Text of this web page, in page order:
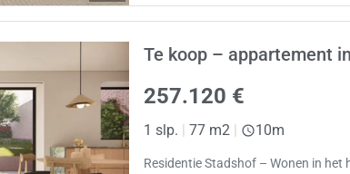
Te koop – appartement
257.120 €
1 slp. | 77 m2 | 10m
Residentie Stadshof – Wonen in het